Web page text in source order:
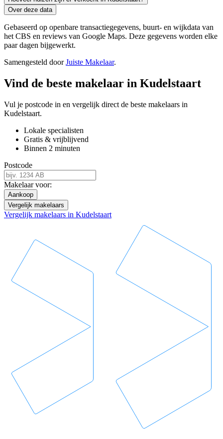
Over deze data
Gebaseerd op openbare transactiegegevens, buurt- en wijkdata van
het CBS en reviews van Google Maps. Deze gegevens worden elke
paar dagen bijgewerkt.
Samengesteld doorJuiste Makelaar.
Vind de beste makelaar in Kudelstaart
Vul je postcode in en vergelijk direct de beste makelaars in
Kudelstaart.
Lokale specialisten
Gratis & vrijblijvend
Binnen 2 minuten
Postcode
Makelaar voor:
Aankoop
Vergelijk makelaars
Vergelijk makelaars in Kudelstaart